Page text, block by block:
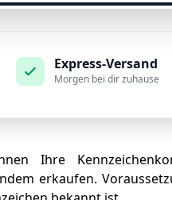
Express-Versand
Morgen bei dir zuhause
Ihre
erkaufen.